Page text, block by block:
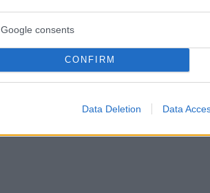
Google consents
CONFIRM
Data Deletion Data